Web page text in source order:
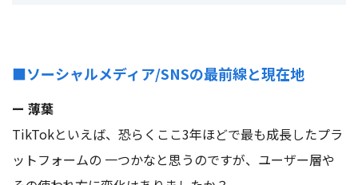
■ソーシャルメディア/SNSの最前線と現在地
ー 薄葉
TikTokといえば、恐らくここ3年ほどで最も成長したプラ
ットフォームの 一つかなと思うのですが、ユーザー層や